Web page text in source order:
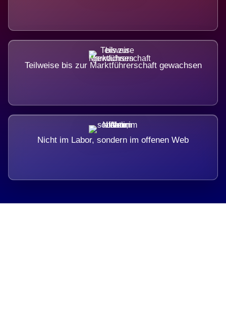
Teilweise bis zur Marktführerschaft gewachsen
Nicht im Labor, sondern im offenen Web